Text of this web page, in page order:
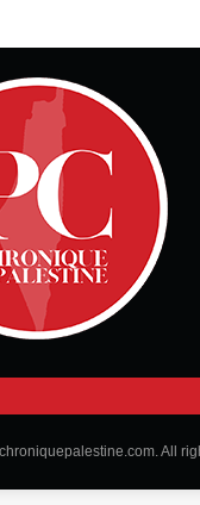
All